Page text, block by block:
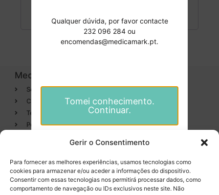
Gerir o Consentimento
Para fornecer as melhores experiências, usamos tecnologias como
cookies para armazenar e/ou aceder a informações do dispositivo.
Consentir com essas tecnologias nos permitirá processar dados, como
comportamento de navegação ou IDs exclusivos neste site. Não
Medicamark
Sobre
Contactos
Termos e condições
Política de Privacidade
Cirurgia
Dentisteria
Descartáveis/Não
Desinfectantes
Categorias
Endodontia
Entregas em 24h
de produtos em stock
Qualquer dúvida, por favor contacte
232 096 284 ou
encomendas@medicamark.pt.
Tomei conhecimento.
Continuar.